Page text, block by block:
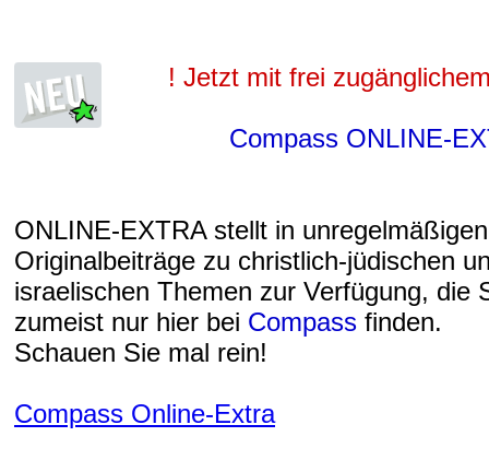
! Jetzt mit frei
Compass ONLINE-
ONLINE-EXTRA stellt in
Originalbeiträge zu christlich-jüdischen
israelischen Themen zur Verfügung, die
zumeist nur hier bei Compass finden.
Schauen Sie mal rein!
Compass Online-Extra